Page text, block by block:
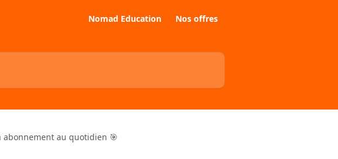
Nomad Education Nos offres
abonnement au quotidien 🎯